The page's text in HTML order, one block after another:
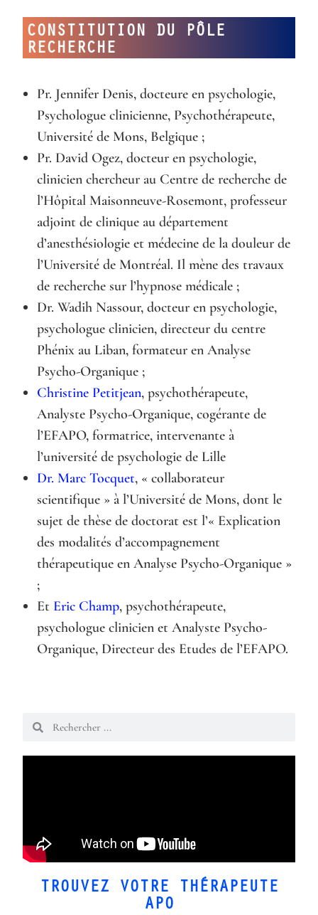
CONSTITUTION DU PÔLE
RECHERCHE
Pr. Jennifer Denis, docteure en psychologie,
Psychologue clinicienne, Psychothérapeute,
Université de Mons, Belgique ;
Pr. David Ogez, docteur en psychologie,
clinicien chercheur au Centre de recherche de
l’Hôpital Maisonneuve-Rosemont, professeur
adjoint de clinique au département
d’anesthésiologie et médecine de la douleur de
l’Université de Montréal. Il mène des travaux
de recherche sur l’hypnose médicale ;
Dr. Wadih Nassour, docteur en psychologie,
psychologue clinicien, directeur du centre
Phénix au Liban, formateur en Analyse
Psycho-Organique ;
Christine Petitjean, psychothérapeute,
Analyste Psycho-Organique, cogérante de
l’EFAPO, formatrice, intervenante à
l’université de psychologie de Lille
Dr. Marc Tocquet, « collaborateur
scientifique » à l’Université de Mons, dont le
sujet de thèse de doctorat est l’« Explication
des modalités d’accompagnement
thérapeutique en Analyse Psycho-Organique »
;
Et Eric Champ, psychothérapeute,
psychologue clinicien et Analyste Psycho-
Organique, Directeur des Etudesde l’EFAPO.
TROUVEZ VOTRE THÉRAPEUTE
APO